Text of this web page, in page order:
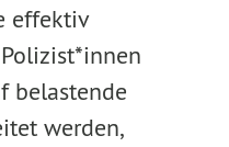
effektiv
belastende
werden,